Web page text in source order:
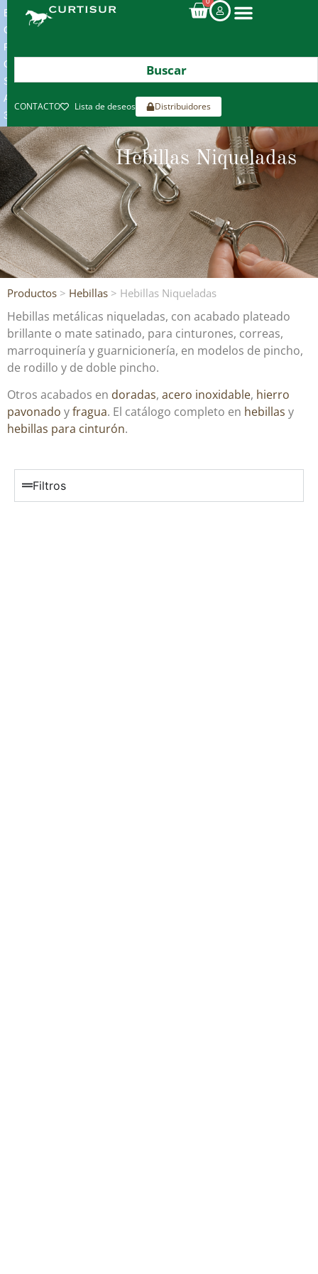
ENVIOS
GRATIS
POR
COMPRAS
SUPERIORES
A
300€*
CONTACTO Lista de deseos Distribuidores
Hebillas Niqueladas
Productos > Hebillas > Hebillas Niqueladas
Hebillas metálicas niqueladas, con acabado plateado
brillante o mate satinado, para cinturones, correas,
marroquinería y guarnicionería, en modelos de pincho,
de rodillo y de doble pincho.
Otros acabados en doradas, acero inoxidable, hierro
pavonado yfragua. El catálogo completo en hebillas y
hebillas para cinturón.
Filtros